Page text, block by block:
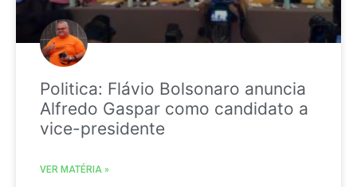
Politica: Flávio Bolsonaro anuncia
Alfredo Gaspar como candidato a
vice-presidente
VER MATÉRIA »